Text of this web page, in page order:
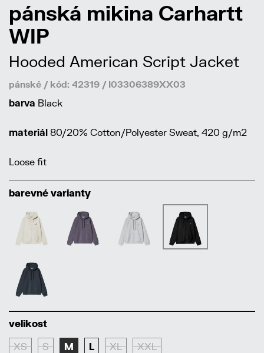
pánská mikina Carhartt
WIP
Hooded American Script Jacket
pánské / kód: 42319 / I03306389XX03
barva Black
materiál 80/20% Cotton/Polyester Sweat, 420 g/m2
Loose fit
barevné varianty
velikost
XS S M L XL XXL